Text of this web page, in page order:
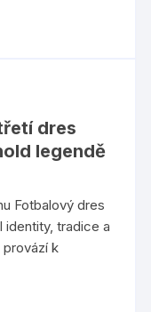
dres
legendě
Fotbalový dres
identity, tradice a
k